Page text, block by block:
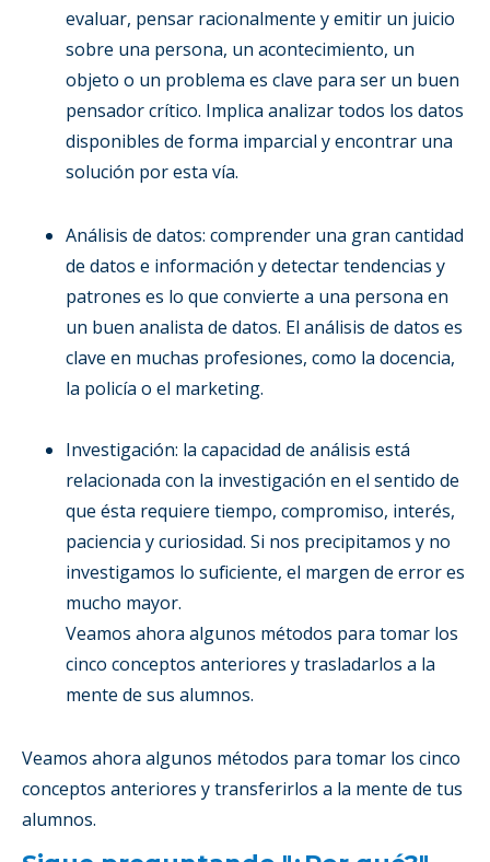
evaluar, pensar racionalmente y emitir un juicio
sobre una persona, un acontecimiento, un
objeto o un problema es clave para ser un buen
pensador crítico. Implica analizar todos los datos
disponibles de forma imparcial y encontrar una
solución por esta vía.
Análisis de datos: comprender una gran cantidad
de datos e información y detectar tendencias y
patrones es lo que convierte a una persona en
un buen analista de datos. El análisis de datos es
clave en muchas profesiones, como la docencia,
la policía o el marketing.
Investigación: la capacidad de análisis está
relacionada con la investigación en el sentido de
que ésta requiere tiempo, compromiso, interés,
paciencia y curiosidad. Si nos precipitamos y no
investigamos lo suficiente, el margen de error es
mucho mayor.
Veamos ahora algunos métodos para tomar los
cinco conceptos anteriores y trasladarlos a la
mente de sus alumnos.
Veamos ahora algunos métodos para tomar los cinco
conceptos anteriores y transferirlos a la mente de tus
alumnos.